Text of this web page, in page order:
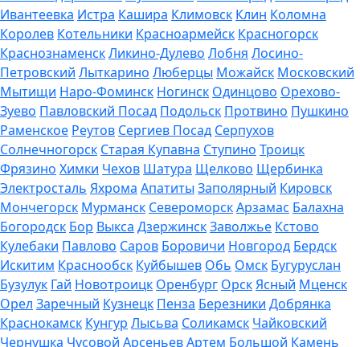
Ивантеевка Истра Кашира Климовск Клин Коломна
Королев Котельники Красноармейск Красногорск
КраснознаменскЛикино-Дулево Лобня Лосино-
Петровский Лыткарино Люберцы Можайск Московский
Мытищи Наро-Фоминск Ногинск Одинцово Орехово-
Зуево Павловский Посад Подольск Протвино Пушкино
Раменское Реутов Сергиев Посад Серпухов
Солнечногорск Старая Купавна Ступино Троицк
Фрязино Химки Чехов Шатура Щелково Щербинка
Электросталь Яхрома Апатиты Заполярный Кировск
Мончегорск Мурманск СевероморскАрзамас Балахна
Богородск Бор Выкса ДзержинскЗаволжье Кстово
Кулебаки Павлово Саров Боровичи Новгород Бердск
Искитим Краснообск Куйбышев Обь Омск Бугуруслан
Бузулук Гай Новотроицк Оренбург ОрскЯсный Мценск
Орел Заречный Кузнецк Пенза Березники Добрянка
Краснокамск Кунгур Лысьва Соликамск Чайковский
Чернушка Чусовой АрсеньевАртем Большой Камень